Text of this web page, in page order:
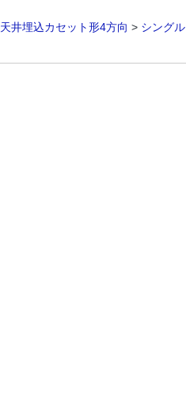
天井埋込カセット形4方向 > シングル